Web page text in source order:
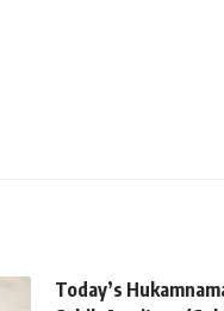
Today’s